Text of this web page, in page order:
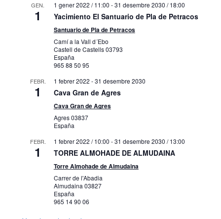
GEN.
1
1 gener 2022 / 11:00 -31 desembre 2030 / 18:00
Yacimiento El Santuario de Pla de Petracos
Santuario de Pla de Petracos
Camí a la Vall d´Ebo
Castell de Castells03793
España
965 88 50 95
FEBR.
1
1 febrer 2022 -31 desembre 2030
Cava Gran de Agres
Cava Gran de Agres
Agres03837
España
FEBR.
1
1 febrer 2022 / 10:00 -31 desembre 2030 / 13:00
TORRE ALMOHADE DE ALMUDAINA
Torre Almohade de Almudaina
Carrer de l'Abadia
Almudaina 03827
España
965 14 90 06